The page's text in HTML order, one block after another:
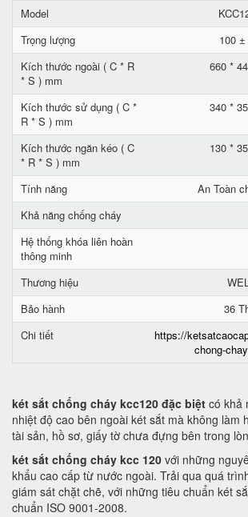
Model
Trọng lượng
100
Kích thước ngoài ( C * R
* S ) mm
660 *
Kích thước sử dụng ( C *
R * S ) mm
340 *
Kích thước ngăn kéo ( C
* R * S ) mm
130 *
Tính năng
An Toàn
Khả năng chống cháy
Hệ thống khóa liên hoàn
thông minh
Thương hiệu
Bảo hành
36
Chi tiết
https://
chong-
két sắt chống cháy kcc120 đặc biệt có khả
nhiệt độ cao bên ngoài két sắt mà không làm
tài sản, hồ sơ, giấy tờ chưa đựng bên trong
két sắt chống cháy kcc 120 với những
khẩu cao cấp từ nước ngoài. Trải qua quá
giám sát chặt chẽ, với những tiêu chuẩn két
chuẩn ISO 9001-2008.